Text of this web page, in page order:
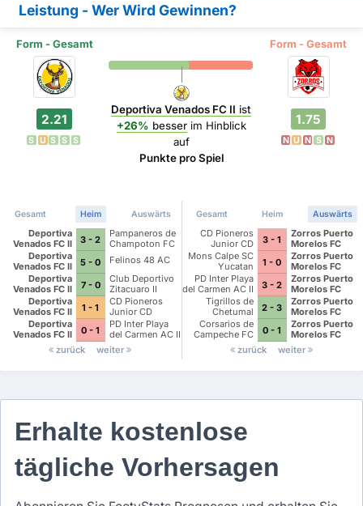
Leistung - Wer Wird Gewinnen?
Form - Gesamt Form - Gesamt
2.21
S U S S S
Deportiva Venados FC II ist
+26% besserim Hinblick
auf
Punkte pro Spiel
1.75
N U N S N
Gesamt Heim Auswärts
Deportiva
Venados FC II
3 - 2
Pampaneros de
Champoton FC
Deportiva
Venados FC II
5 - 0
Felinos 48 AC
Deportiva
Venados FC II
7 - 0
Club Deportivo
Zitacuaro II
Deportiva
Venados FC II
1 - 1
CD Pioneros
Junior CD
Pioneros de
Cancun II
Deportiva
Venados FC II
0 - 1
PD Inter Playa
del Carmen AC II
zurück
weiter
Gesamt Heim Auswärts
CD Pioneros
Junior CD
Pioneros de
Cancun II
3 - 1
Zorros Puerto
Morelos FC
Mons Calpe SC
Yucatan
1 - 0
Zorros Puerto
Morelos FC
PD Inter Playa
del Carmen AC II
3 - 2
Zorros Puerto
Morelos FC
Tigrillos de
Chetumal
2 - 3
Zorros Puerto
Morelos FC
Corsarios de
Campeche FC
0 - 1
Zorros Puerto
Morelos FC
zurück
weiter
Erhalte kostenlose
tägliche Vorhersagen